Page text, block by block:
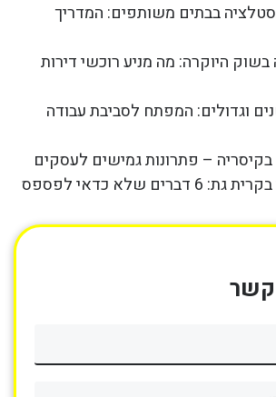
בבתים משותפים: המדריך
בשוק היוקרה: מה מניע רוכשי דירות
וגדולים: המפתח לסביבת עבודה
– פתרונות גמישים לעסקים
שלא כדאי לפספס
קשר